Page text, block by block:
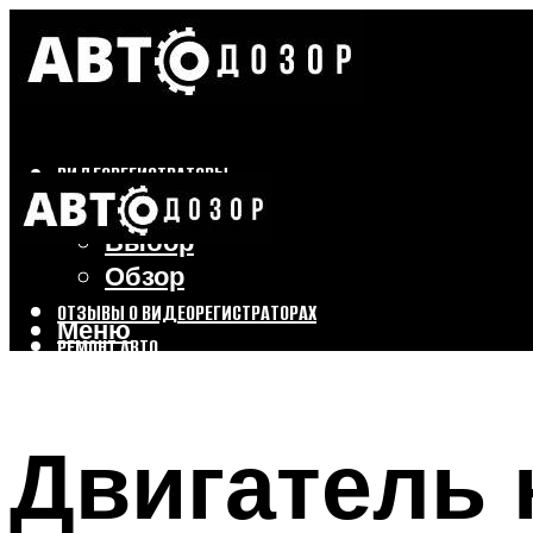
ВИДЕОРЕГИСТРАТОРЫ
Бренды
Выбор
Обзор
ОТЗЫВЫ О ВИДЕОРЕГИСТРАТОРАХ
РЕМОНТ АВТО
Меню
Меню
Двигатель